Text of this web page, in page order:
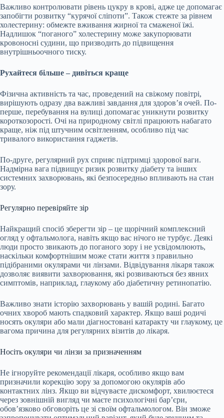
Важливо контролювати рівень цукру в крові, адже це допомагає
запобігти розвитку “курячої сліпоти”. Також стежте за рівнем
холестерину: обмежте вживання жирної та смаженої їжі.
Надлишок “поганого” холестерину може закупорювати
кровоносні судини, що призводить до підвищення
внутрішньоочного тиску.
Рухайтеся більше – дивіться краще
Фізична активність та час, проведений на свіжому повітрі,
вирішують одразу два важливі завдання для здоров’я очей. По-
перше, перебування на вулиці допомагає уникнути розвитку
короткозорості. Очі на природному світлі працюють набагато
краще, ніж під штучним освітленням, особливо під час
тривалого використання гаджетів.
По-друге, регулярний рух сприяє підтримці здорової ваги.
Надмірна вага підвищує ризик розвитку діабету та інших
системних захворювань, які безпосередньо впливають на стан
зору.
Регулярно перевіряйте зір
Найкращий спосіб зберегти зір – це щорічний комплексний
огляд у офтальмолога, навіть якщо вас нічого не турбує. Деякі
люди просто звикають до поганого зору і не усвідомлюють,
наскільки комфортнішим може стати життя з правильно
підібраними окулярами чи лінзами. Відвідування лікаря також
дозволяє виявити захворювання, які розвиваються без явних
симптомів, наприклад, глаукому або діабетичну ретинопатію.
Важливо знати історію захворювань у вашій родині. Багато
очних хвороб мають спадковий характер. Якщо ваші родичі
носять окуляри або мали діагностовані катаракту чи глаукому, це
вагома причина для регулярних візитів до лікаря.
Носіть окуляри чи лінзи за призначенням
Не ігноруйте рекомендації лікаря, особливо якщо вам
призначили корекцію зору за допомогою окулярів або
контактних лінз. Якщо ви відчуваєте дискомфорт, хвилюєтеся
через зовнішній вигляд чи маєте психологічні бар’єри,
обов’язково обговоріть це зі своїм офтальмологом. Він зможе